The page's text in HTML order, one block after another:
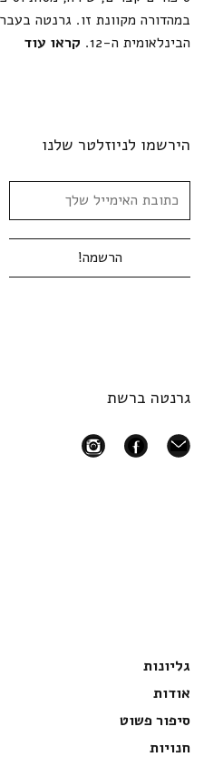
במהדורה מקוונת זו. גרנטה
הבינלאומית ה-12.
קראו עוד
הירשמו לניוזלטר שלנו
גרנטה ברשת
mail
facebook
instagram
גליונות
אודות
סיפור פשוט
חנויות